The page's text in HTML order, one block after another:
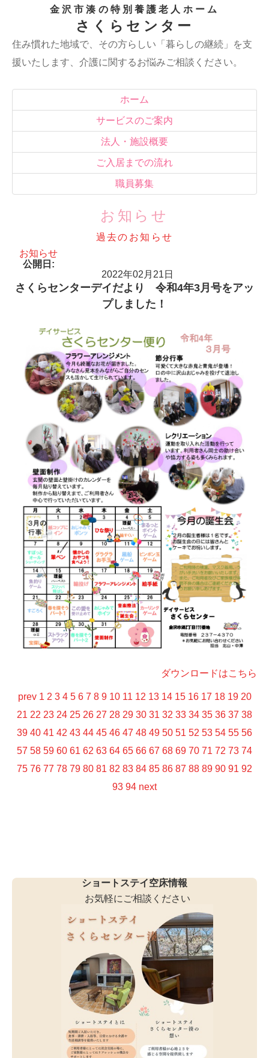
金沢市湊の特別養護老人ホーム
さくらセンター
住み慣れた地域で、その方らしい「暮らしの継続」を支
援いたします、介護に関するお悩みご相談ください。
ホーム
サービスのご案内
法人・施設概要
ご入居までの流れ
職員募集
お知らせ
過去のお知らせ
お知らせ
公開日:
2022年02月21日
さくらセンターデイだより 令和4年3月号をアッ
プしました！
ダウンロードはこちら
prev 1 2 3 4 5 6 7 8 9 10 11 12 13 14 15 16 17 18 19 20
21 22 23 24 25 26 27 28 29 30 31 32 33 34 35 36 37 38
39 40 41 42 43 44 45 46 47 48 49 50 51 52 53 54 55 56
57 58 59 60 61 62 63 64 65 66 67 68 69 70 71 72 73 74
75 76 77 78 79 80 81 82 83 84 85 86 87 88 89 90 91 92
93 94 next
ショートステイ空床情報
お気軽にご相談ください